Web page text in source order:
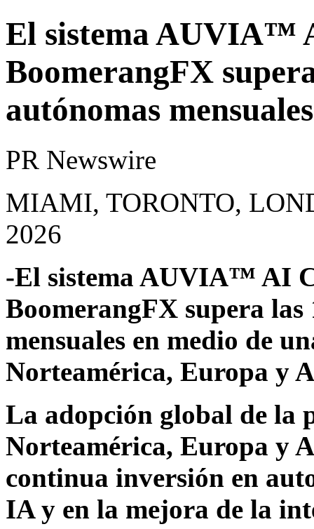
El sistema AUVIA™
BoomerangFX
autónomas mensuales
PR Newswire
MIAMI, TORONTO,
2026
-El sistema AUVIA™ AI
BoomerangFX supera las
mensuales en medio de
Norteamérica, Europa y
La adopción global de la
Norteamérica, Europa y
continua inversión en
IA y en la mejora de la